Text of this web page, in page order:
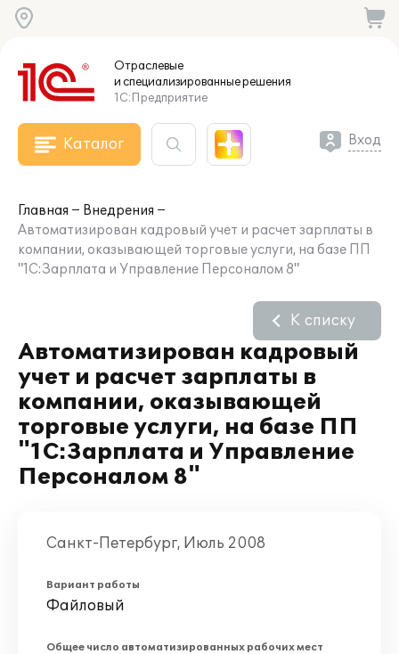
Отраслевые
и специализированныерешения
1С:Предприятие
Каталог Вход
Главная
Внедрения
Автоматизирован кадровый учет и расчет зарплаты в
компании, оказывающей торговые услуги, на базе ПП
"1С:Зарплата и Управление Персоналом 8"
Автоматизирован кадровый
учет и расчет зарплаты в
компании, оказывающей
торговые услуги, на базе ПП
"1С:Зарплата и Управление
Персоналом 8"
К списку
Санкт-Петербург, Июль 2008
Вариант работы
Файловый
Общее число автоматизированных рабочих мест